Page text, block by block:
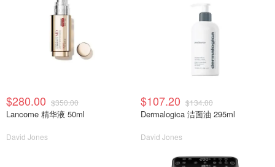
$280.00 $350.00
Lancome 精华液 50ml
David Jones
$107.20 $134.00
Dermalogica 洁面油 295ml
David Jones